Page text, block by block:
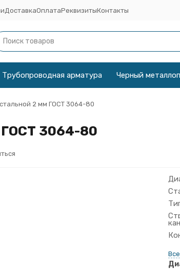
ДоставкаОплатаРеквизитыКонтакты
Трубопроводная арматура Черный
2 мм ГОСТ 3064-80
3064-80